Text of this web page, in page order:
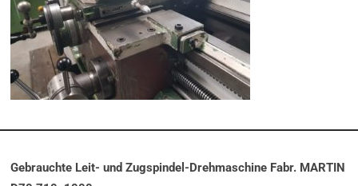
Gebrauchte Leit- und Zugspindel-Drehmaschine Fabr. MARTIN